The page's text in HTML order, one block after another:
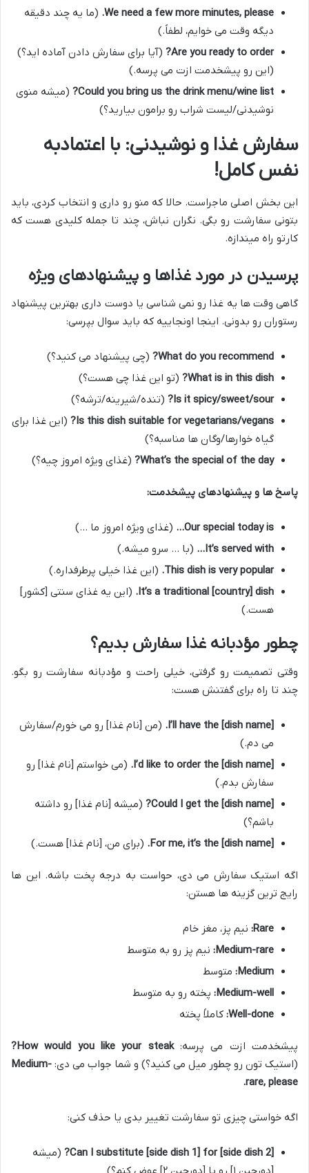
We need a few more minutes, please. (ما یه چند دقیقه
دیگه وقت می خوایم، لطفاً.)
Are you ready to order?
(آیا برای سفارش دادن آماده اید؟)
(این رو پیشخدمت ازت می پرسه.)
Could you bring us the drink menu/wine list?
(میشه منوی
نوشیدنی/لیست شراب رو برامون بیارید؟)
سفارش غذا و نوشیدنی: با اعتمادبه
نفس کامل!
این بخش اصلی ماجراست. حالا که منو رو داری و انتخاب کردی، باید
بتونی سفارشت رو بگی. نگران نباش، چند تا جمله کلیدی هست که
کارتو راه میندازه.
پرسیدن در مورد غذاها و پیشنهادهای ویژه
گاهی وقت ها یه غذا رو نمی شناسی یا دوست داری بهترین پیشنهاد
رستوران رو بدونی. اینجا اونجاییه که باید سوال بپرسی:
What do you recommend?
(چی پیشنهاد می کنید؟)
What is in this dish?
(تو این غذا چی هست؟)
Is it spicy/sweet/sour?
(تنده/شیرینه/ترشه؟)
Is this dish suitable for vegetarians/vegans?
(این غذا برای
گیاه خوارها/وگان ها مناسبه؟)
What’s the special of the day?
(غذای ویژه امروز چیه؟)
پاسخ ها و پیشنهادهای پیشخدمت:
Our special today is…
(غذای ویژه امروز ما …)
It’s served with…
(با … سرو میشه.)
This dish is very popular. (این غذا خیلی پرطرفداره.)
It’s a traditional [country] dish. (این یه غذای سنتی [کشور]
هست.)
چطور مؤدبانه غذا سفارش بدیم؟
وقتی تصمیمت رو گرفتی، خیلی راحت و مؤدبانه سفارشت رو بگو.
چند تا راه برای گفتنش هست:
I’ll have the [dish name]. (من [نام غذا] رو می خورم/سفارش
می دم.)
I’d like to order the [dish name]. (می خواستم [نام غذا] رو
سفارش بدم.)
Could I get the [dish name]?
(میشه [نام غذا] رو داشته
باشم؟)
For me, it’s the [dish name]. (برای من، [نام غذا] هست.)
اگه استیک سفارش می دی، حواست به درجه پخت باشه. این ها
رایج ترین گزینه ها هستن:
Rare: نیم پز، مغز خام
Medium-rare: نیم پز رو به متوسط
Medium: متوسط
Medium-well: پخته رو به متوسط
Well-done: کاملاً پخته
پیشخدمت ازت می پرسه:How would you like your steak?
(استیک تون رو چطور میل می کنید؟) و شما جواب می دی: Medium-
rare, please.
اگه خواستی چیزی تو سفارشت تغییر بدی یا حذف کنی:
Can I substitute [side dish 1] for [side dish 2]?
(میشه